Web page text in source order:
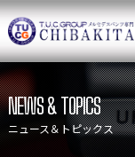
ニュース
目玉車両一覧
保証＆サービス
NEWS & TOPICS
ニュース＆トピックス